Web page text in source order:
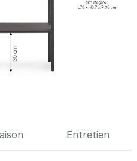
Entretien